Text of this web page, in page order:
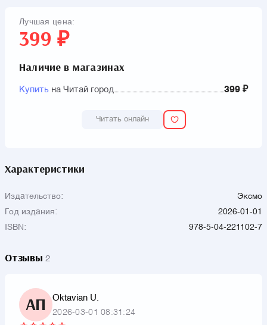
Лучшая цена:
399 ₽
Наличие в магазинах
Купить на Читай город 399 ₽
Читать онлайн
Характеристики
Издательство:
Эксмо
Год издания:
2026-01-01
ISBN:
978-5-04-221102-7
Отзывы 2
АП Oktavian U.
2026-03-01 08:31:24